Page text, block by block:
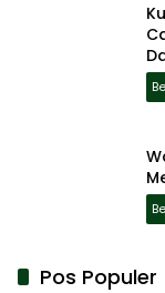
Pos Populer